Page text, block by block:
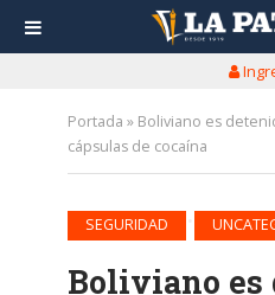
Portada » Boliviano es
cápsulas de cocaína
SEGURIDAD
Boliviano es